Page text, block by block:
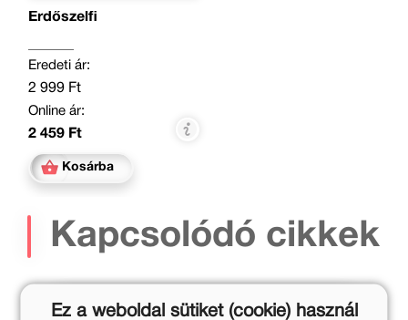
Erdőszelfi
Eredeti ár:
2 999 Ft
Online ár:
2 459 Ft
Kosárba
Kapcsolódó cikkek
Ez a weboldal sütiket (cookie) használ